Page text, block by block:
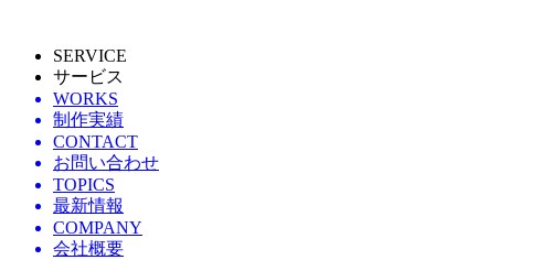
SERVICE
サービス
WORKS
制作実績
CONTACT
お問い合わせ
TOPICS
最新情報
COMPANY
会社概要